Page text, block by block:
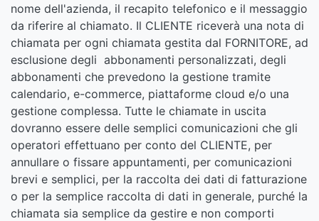
nome dell'azienda, il recapito telefonico e il messaggio
da riferire al chiamato. Il CLIENTE riceverà una nota di
chiamata per ogni chiamata gestita dal FORNITORE, ad
esclusione degli abbonamenti personalizzati, degli
abbonamenti che prevedono la gestione tramite
calendario, e-commerce, piattaforme cloud e/o una
gestione complessa. Tutte le chiamate in uscita
dovranno essere delle semplici comunicazioni che gli
operatori effettuano per conto del CLIENTE, per
annullare o fissare appuntamenti, per comunicazioni
brevi e semplici, per la raccolta dei dati di fatturazione
o per la semplice raccolta di dati in generale, purché la
chiamata sia semplice da gestire e non comporti